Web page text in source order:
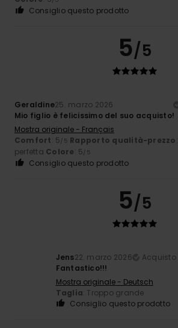
Consiglio questo prodotto
5/5
Geraldine25. marzo 2026
Mio figlio è felicissimo del suo acquisto!
Mostra originale - Français
Comfort: 5 /5 Rapporto qualità-prezzo
perfetta Colore: 5 /5
Consiglio questo prodotto
5/5
Jens22. marzo 2026
Fantastico!!!
Mostra originale - Deutsch
Taglia: Troppo grande
Consiglio questo prodotto